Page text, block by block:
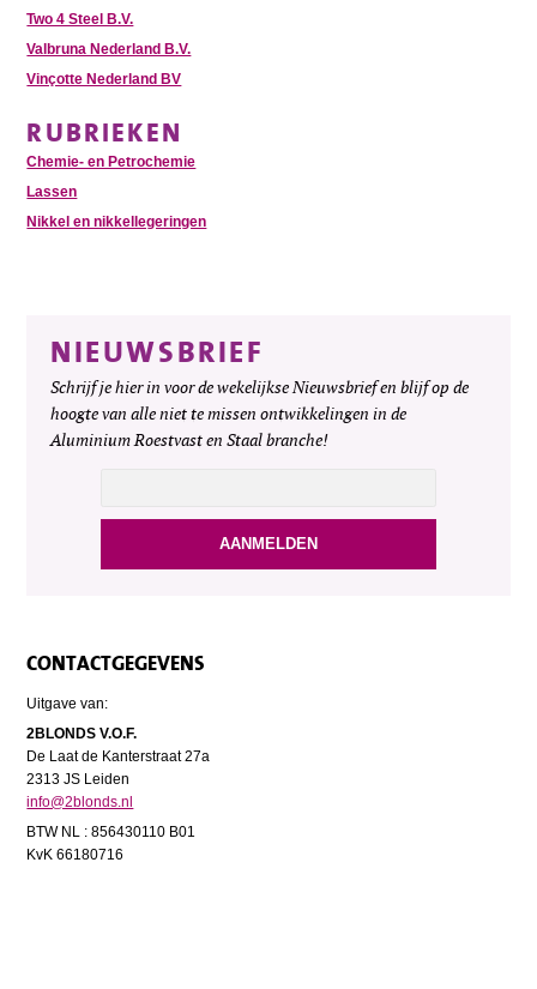
Two 4 Steel B.V.
Valbruna Nederland B.V.
Vinçotte Nederland BV
RUBRIEKEN
Chemie- en Petrochemie
Lassen
Nikkel en nikkellegeringen
NIEUWSBRIEF
Schrijf je hier in voor de wekelijkse Nieuwsbrief en blijf op de
hoogte van alle niet te missen ontwikkelingen in de
Aluminium Roestvast en Staal branche!
CONTACTGEGEVENS
Uitgave van:
2BLONDS V.O.F.
De Laat de Kanterstraat 27a
2313 JS Leiden
info@2blonds.nl
BTW NL : 856430110 B01
KvK 66180716